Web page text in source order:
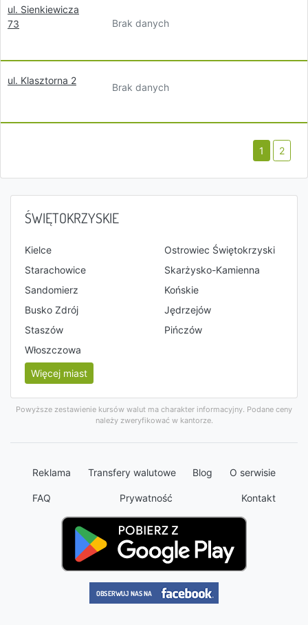
ul. Sienkiewicza
73
Brak danych
ul. Klasztorna 2
Brak danych
1 2
ŚWIĘTOKRZYSKIE
Kielce
Ostrowiec Świętokrzyski
Starachowice
Skarżysko-Kamienna
Sandomierz
Końskie
Busko Zdrój
Jędrzejów
Staszów
Pińczów
Włoszczowa
Więcej miast
Powyższe zestawienie kursów walut ma charakter informacyjny. Podane ceny
należy zweryfikować w kantorze.
Reklama Transfery walutowe Blog O serwisie
FAQ Prywatność Kontakt